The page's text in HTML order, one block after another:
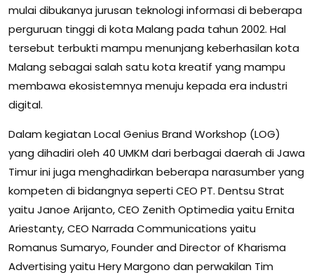
mulai dibukanya jurusan teknologi informasi di beberapa
perguruan tinggi di kota Malang pada tahun 2002. Hal
tersebut terbukti mampu menunjang keberhasilan kota
Malang sebagai salah satu kota kreatif yang mampu
membawa ekosistemnya menuju kepada era industri
digital.
Dalam kegiatan Local Genius Brand Workshop (LOG)
yang dihadiri oleh 40 UMKM dari berbagai daerah di Jawa
Timur ini juga menghadirkan beberapa narasumber yang
kompeten di bidangnya seperti CEO PT. Dentsu Strat
yaitu Janoe Arijanto, CEO Zenith Optimedia yaitu Ernita
Ariestanty, CEO Narrada Communications yaitu
Romanus Sumaryo, Founder and Director of Kharisma
Advertising yaitu Hery Margono dan perwakilan Tim